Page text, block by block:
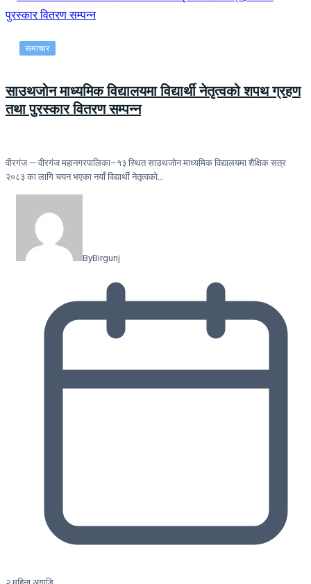
समाचार
साउथजोन माध्यमिक विद्यालयमा विद्यार्थी नेतृत्वको शपथ ग्रहण
तथा पुरस्कार वितरण सम्पन्न
वीरगंज — वीरगंज महानगरपालिका–१३ स्थित साउथजोन माध्यमिक विद्यालयमा शैक्षिक सत्र
२०८३ का लागि चयन भएका नयाँ विद्यार्थी नेतृत्वको…
ByBirgunj